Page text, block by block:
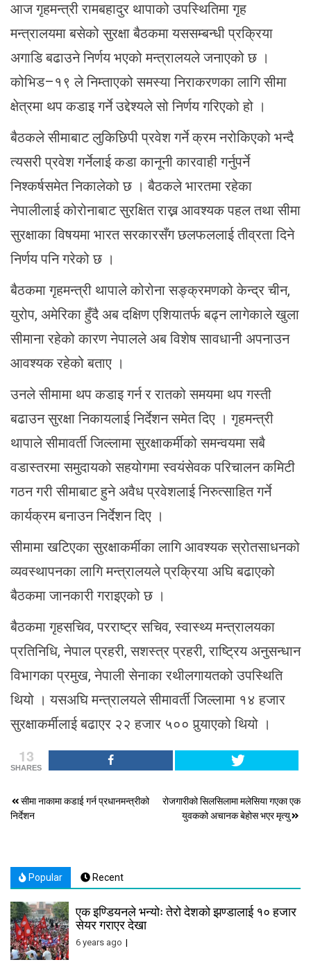
आज गृहमन्त्री रामबहादुर थापाको उपस्थितिमा गृह
मन्त्रालयमा बसेको सुरक्षा बैठकमा यससम्बन्धी प्रक्रिया
अगाडि बढाउने निर्णय भएको मन्त्रालयले जनाएको छ ।
कोभिड–१९ ले निम्ताएको समस्या निराकरणका लागि सीमा
क्षेत्रमा थप कडाइ गर्ने उद्देश्यले सो निर्णय गरिएको हो ।
बैठकले सीमाबाट लुकिछिपी प्रवेश गर्ने क्रम नरोकिएको भन्दै
त्यसरी प्रवेश गर्नेलाई कडा कानूनी कारवाही गर्नुपर्ने
निश्कर्षसमेत निकालेको छ । बैठकले भारतमा रहेका
नेपालीलाई कोरोनाबाट सुरक्षित राख्न आवश्यक पहल तथा सीमा
सुरक्षाका विषयमा भारत सरकारसँग छलफललाई तीव्रता दिने
निर्णय पनि गरेको छ ।
बैठकमा गृहमन्त्री थापाले कोरोना सङ्क्रमणको केन्द्र चीन,
युरोप, अमेरिका हुँदै अब दक्षिण एशियातर्फ बढ्न लागेकाले खुला
सीमाना रहेको कारण नेपालले अब विशेष सावधानी अपनाउन
आवश्यक रहेको बताए ।
उनले सीमामा थप कडाइ गर्न र रातको समयमा थप गस्ती
बढाउन सुरक्षा निकायलाई निर्देशन समेत दिए । गृहमन्त्री
थापाले सीमावर्ती जिल्लामा सुरक्षाकर्मीको समन्वयमा सबै
वडास्तरमा समुदायको सहयोगमा स्वयंसेवक परिचालन कमिटी
गठन गरी सीमाबाट हुने अवैध प्रवेशलाई निरुत्साहित गर्ने
कार्यक्रम बनाउन निर्देशन दिए ।
सीमामा खटिएका सुरक्षाकर्मीका लागि आवश्यक स्रोतसाधनको
व्यवस्थापनका लागि मन्त्रालयले प्रक्रिया अघि बढाएको
बैठकमा जानकारी गराइएको छ ।
बैठकमा गृहसचिव, परराष्ट्र सचिव, स्वास्थ्य मन्त्रालयका
प्रतिनिधि, नेपाल प्रहरी, सशस्त्र प्रहरी, राष्ट्रिय अनुसन्धान
विभागका प्रमुख, नेपाली सेनाका रथीलगायतको उपस्थिति
थियो । यसअघि मन्त्रालयले सीमावर्ती जिल्लामा १४ हजार
सुरक्षाकर्मीलाई बढाएर २२ हजार ५०० पुर्‍याएको थियो ।
13
SHARES
Post
navigation
सीमा नाकामा कडाई गर्न प्रधानमन्त्रीको
निर्देशन
रोजगारीको सिलसिलामा मलेसिया गएका एक
युवकको अचानक बेहोस भएर मृत्यु
Popular Recent
एक इण्डियनले भन्योः तेरो देशको झण्डालाई १० हजार
सेयर गराएर देखा
6 years ago